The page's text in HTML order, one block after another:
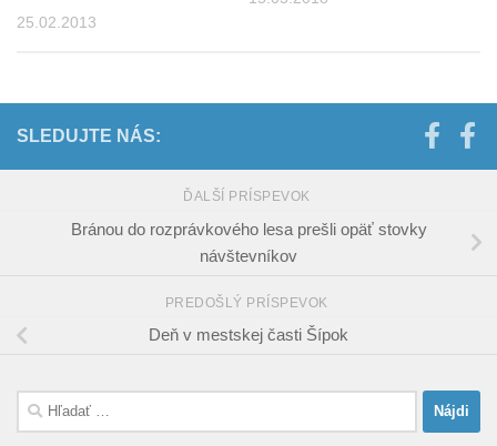
25.02.2013
SLEDUJTE NÁS:
ĎALŠÍ PRÍSPEVOK
Bránou do rozprávkového lesa prešli opäť stovky
návštevníkov
PREDOŠLÝ PRÍSPEVOK
Deň v mestskej časti Šípok
Hľadať: